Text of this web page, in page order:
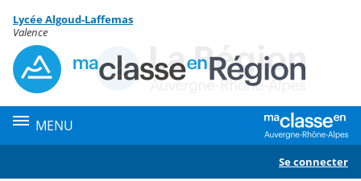
Menu de la rubrique
Contenu
Lycée Algoud-Laffemas
Valence
MENU
Se connecter